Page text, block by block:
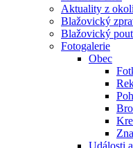
Aktuality z
Blažovický
Blažovický
Fotogalerie
Obec
Události